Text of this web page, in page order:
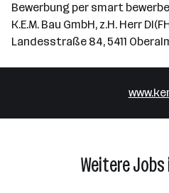
Bewerbung per smart
K.E.M. Bau GmbH, z.H. Herr
Landesstraße 84, 5411
Weitere